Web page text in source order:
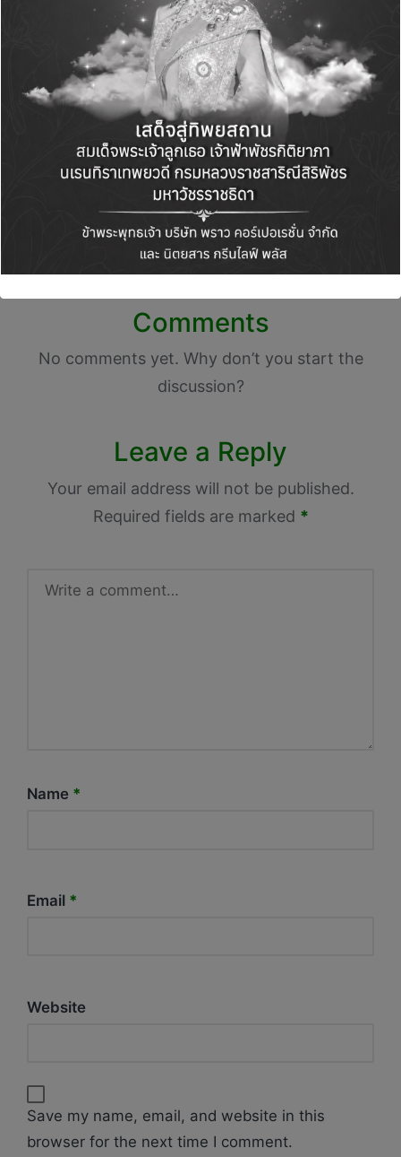
Post
navigation
PREVIOUS POST
วางจำหน่ายแล้ววันนี้!
HUAWEI MatePad 12
X (2026) แท็บเล็ตที่
ทำงานได้ระดับพีซี ใน
ราคาเพียง 19,900 บาท
สมนาคุณมูลค่า 15,660
NEXT POST
ห้างโรบินสัน ในเครือ
เซ็นทรัล รีเทล เดินเกม
รุกตลาดต้นปี เปิดซิก
เนเจอร์แคมเปญ
“ROBINSON
Comments
No comments yet. Why don’t you start the
discussion?
Leave a Reply
Your email address will not be published.
Required fields are marked *
Name *
Email *
Website
Save my name, email, and website in this
browser for the next time I comment.